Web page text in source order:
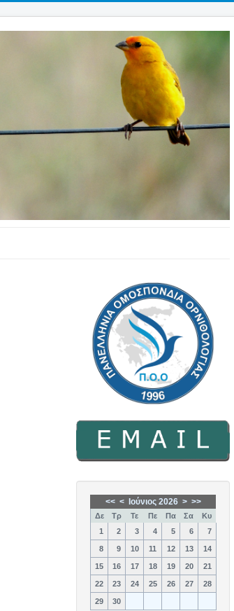
<< < Ιούνιος 2026 > >>
Δε Τρ Τε Πε Πα Σα
Κυ
1
2 3 4 5 6 7
8 9 10 11 12 13 14
15 16 17 18 19 20 21
22 23 24 25 26 27 28
29 30